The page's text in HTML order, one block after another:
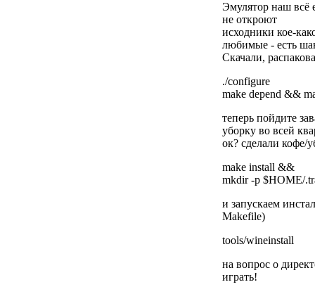
Эмулятор наш всё
не откроют
исходники кое-
любимые - есть
Скачали,
./configure
make depend &&
теперь пойдите
уборку во всей
ок? сделали кофе/
make install &&
mkdir -p $HOME/
и запускаем
Makefile)
tools/wineinstall
на вопрос о
играть!